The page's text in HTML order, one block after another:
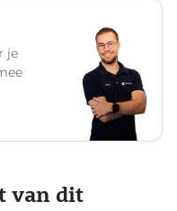
je
van dit